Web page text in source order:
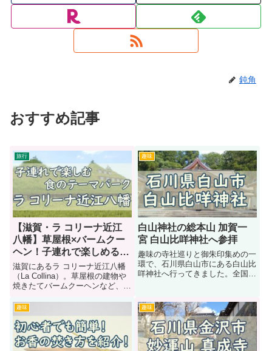
鈍角
おすすめ記事
旅行
【滋賀・ラ コリーナ近江
八幡】草屋根×バームクー
ヘン！子連れで楽しめる食
のテーマパーク
滋賀にあるラ コリーナ近江八幡
（La Collina）。草屋根の建物や
焼きたてバームクーヘンなど、ま
人気スポットです。実際に子連れ
で行って感じた魅力を紹介しま
す。
趣味
白山神社の総本山 加賀一
宮 白山比咩神社へ参拝
趣味の寺社巡りと御朱印集めの一
環で、石川県白山市にある白山比
咩神社へ行ってきました。全国に
趣味 趣味